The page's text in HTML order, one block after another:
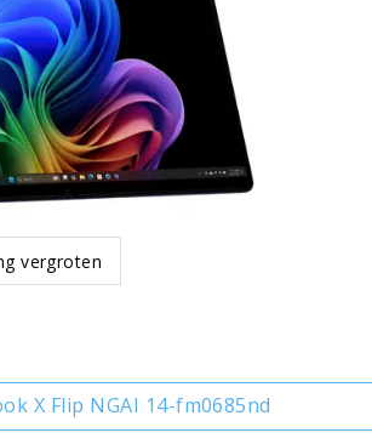
vergroten
X Flip NGAI 14-fm0685nd